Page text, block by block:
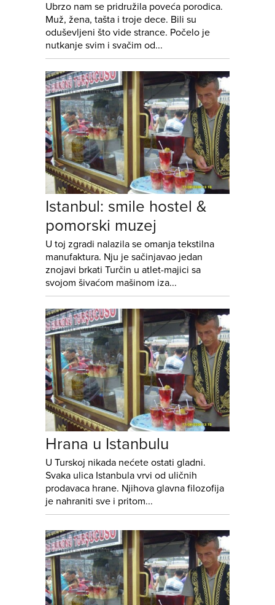
Ubrzo nam se pridružila poveća porodica.
Muž, žena, tašta i troje dece. Bili su
oduševljeni što vide strance. Počelo je
nutkanje svim i svačim od...
Istanbul: smile hostel &
pomorski muzej
U toj zgradi nalazila se omanja tekstilna
manufaktura. Nju je sačinjavao jedan
znojavi brkati Turčin u atlet-majici sa
svojom šivaćom mašinom iza...
Hrana u Istanbulu
U Turskoj nikada nećete ostati gladni.
Svaka ulica Istanbula vrvi od uličnih
prodavaca hrane. Njihova glavna filozofija
je nahraniti sve i pritom...